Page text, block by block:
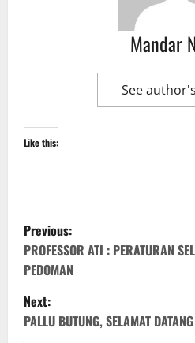
Mandar
See
Like this:
P
o
s
t
Previous:
PROFESSOR ATI : PERATURAN
PEDOMAN
Next:
PALLU BUTUNG, SELAMAT